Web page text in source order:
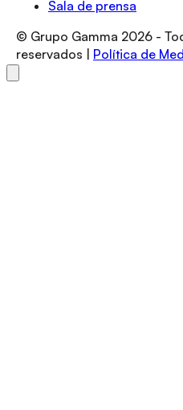
Sala de prensa
© Grupo Gamma 2026 -
reservados |
Política de